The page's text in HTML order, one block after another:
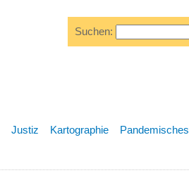
Suchen:
Justiz Kartographie
Pandemisches